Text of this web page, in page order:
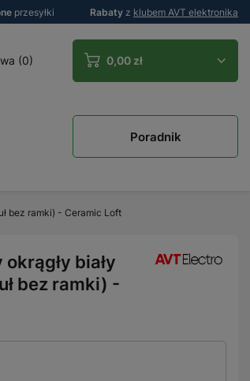
przesyłki Rabaty z klubem AVT elektronika
(0) 0,00 zł
Poradnik
bez ramki) - Ceramic Loft
biały
bez ramki) -